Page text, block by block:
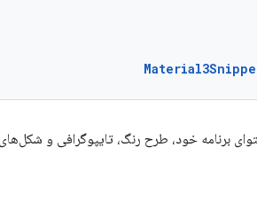
برنامه خود، طرح رنگ، تایپوگرافی و